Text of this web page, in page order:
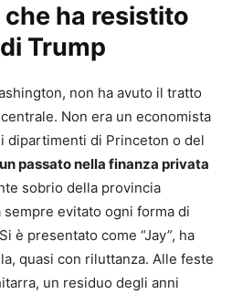
che ha resistito
Trump
non ha avuto il tratto
Non era un economista
dipartimenti di Princeton o del
passato nella finanza privata
sobrio della provincia
evitato ogni forma di
è presentato come “Jay”, ha
quasi con riluttanza. Alle feste
un residuo degli anni